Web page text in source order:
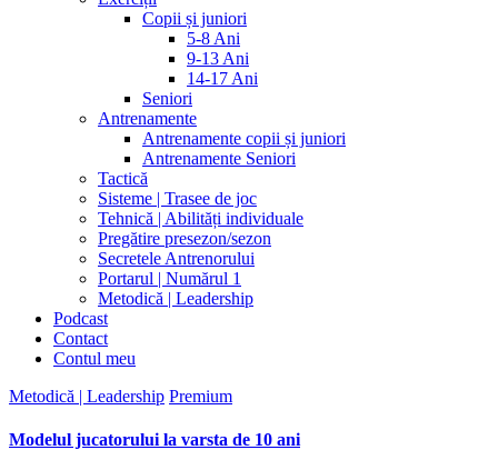
Copii și juniori
5-8 Ani
9-13 Ani
14-17 Ani
Seniori
Antrenamente
Antrenamente copii și juniori
Antrenamente Seniori
Tactică
Sisteme | Trasee de joc
Tehnică | Abilități individuale
Pregătire presezon/sezon
Secretele Antrenorului
Portarul | Numărul 1
Metodică | Leadership
Podcast
Contact
Contul meu
Metodică | Leadership Premium
Modelul jucatorului la varsta de 10 ani